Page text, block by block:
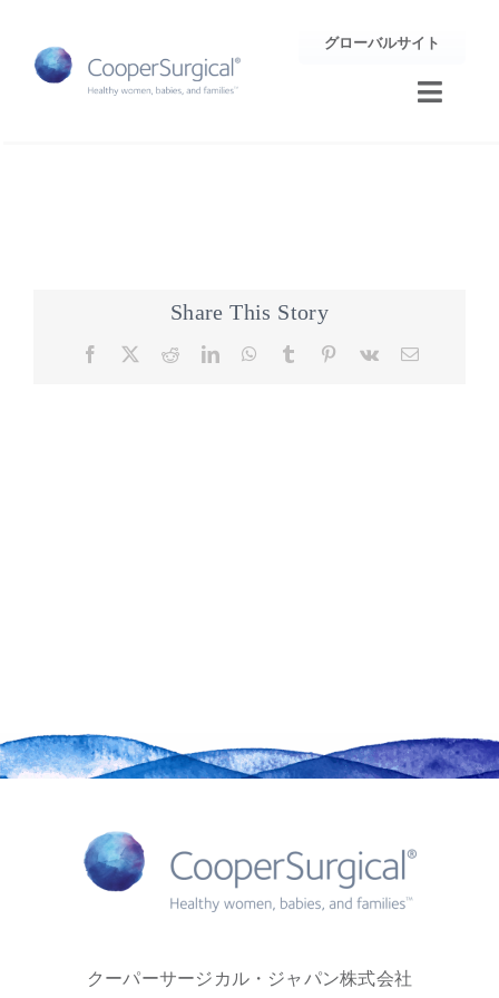
content
グローバルサイト
Toggle
企業情報
お問合せ
Share This Story
Facebook RedditLinkedInWhatsApp
Tumblr Pinterest
Vk Email
クーパーサージカル・ジャパン株式会社